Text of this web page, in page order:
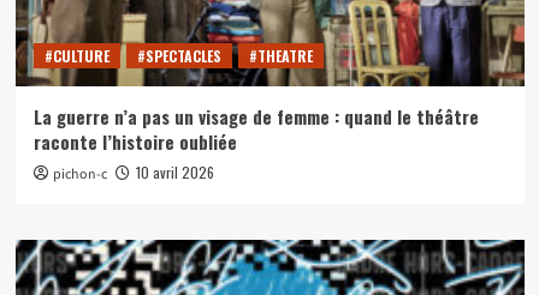
#CULTURE #SPECTACLES #THEATRE
La guerre n’a pas un visage de femme : quand le théâtre
raconte l’histoire oubliée
pichon-c 10 avril 2026